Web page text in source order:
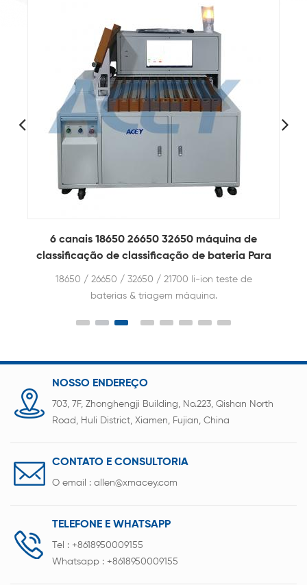
6 canais 18650 26650 32650 máquina de
classificação de classificação de bateria Para
célula cilíndrica
18650 / 26650 / 32650 / 21700 li-ion teste de
baterias & triagem máquina.
NOSSO ENDEREÇO
703, 7F, Zhonghengji Building, No.223, Qishan North
Road, Huli District, Xiamen, Fujian, China
CONTATO E CONSULTORIA
O email : allen@xmacey.com
TELEFONE E WHATSAPP
Tel : +8618950009155
Whatsapp : +8618950009155